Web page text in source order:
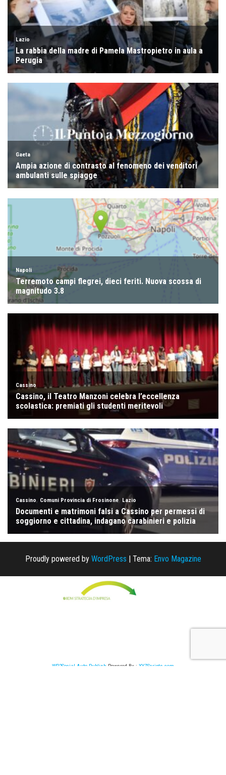
Proudly powered by WordPress | Tema: Envo Magazine
WP2Social Auto Publish Powered By : XYZScripts.com